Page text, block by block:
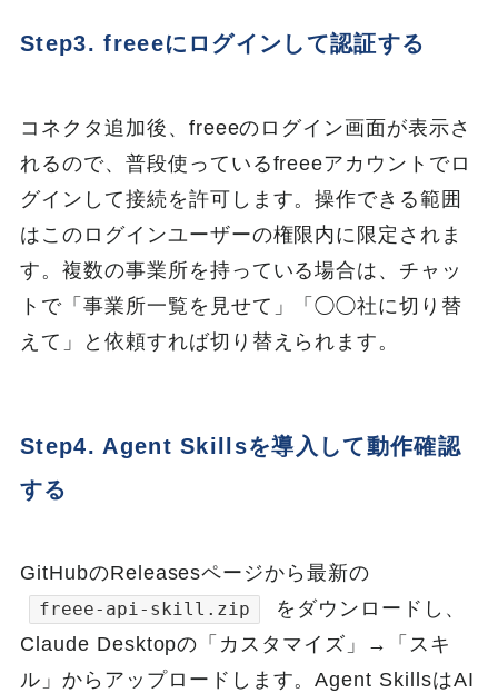
Step3. freeeにログインして認証する
コネクタ追加後、freeeのログイン画面が表示さ
れるので、普段使っているfreeeアカウントでロ
グインして接続を許可します。操作できる範囲
はこのログインユーザーの権限内に限定されま
す。複数の事業所を持っている場合は、チャッ
トで「事業所一覧を見せて」「◯◯社に切り替
えて」と依頼すれば切り替えられます。
Step4. Agent Skillsを導入して動作確認
する
GitHubのReleasesページから最新の
freee-api-skill.zip
をダウンロードし、
Claude Desktopの「カスタマイズ」→「スキ
ル」からアップロードします。Agent SkillsはAI